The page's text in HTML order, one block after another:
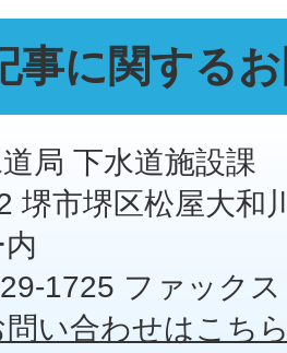
事に関する
局 下水道施設課
堺市堺区松屋大和
1725 ファック
問い合わせはこち